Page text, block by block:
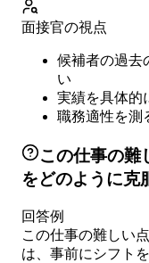
面接官の視点
候補者の過去
い
実績を具体的
職務適性を測
この仕事の難
をどのように克
回答例
この仕事の難しい
は、事前にシフト